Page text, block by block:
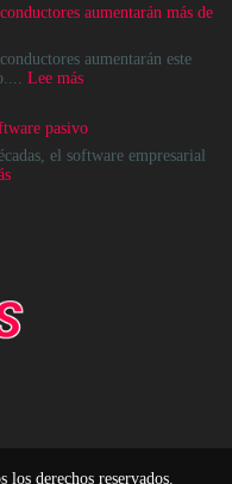
aumentarán más de
aumentarán este
Lee más:
por
semiconductores
pasivo
el software empresarial
:
software
pasivo
derechos reservados.